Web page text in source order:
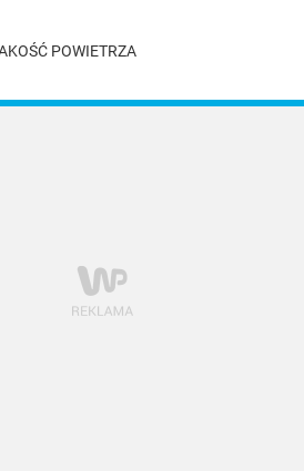
POWIETRZA